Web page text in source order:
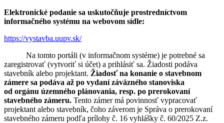
Elektronické podanie sa uskutočňuje prostredníctvom
informačného systému na webovom sídle:
https://vystavba.uupv.sk/
Na tomto portáli (v informačnom systéme) je potrebné sa
zaregistrovať (vytvoriť si účet) a prihlásiť sa. Žiadosti podáva
stavebník alebo projektant. Žiadosť na konanie o stavebnom
zámere sa podáva až po vydaní záväzného stanoviska
od orgánu územného plánovania, resp. po prerokovaní
stavebného zámeru. Tento zámer má povinnosť vypracovať
projektant alebo stavebník, čoho záverom je Správa o prerokovaní
stavebného zámeru podľa prílohy č. 16 vyhlášky č. 60/2025 Z.z.